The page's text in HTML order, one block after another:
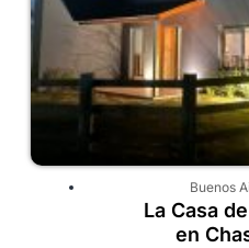
Buenos
La Casa
en